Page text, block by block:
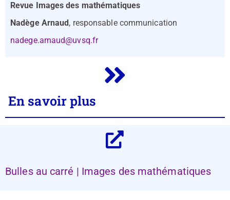
Revue Images des mathématiques
Nadège Arnaud , responsable communication
nadege.arnaud@uvsq.fr
En savoir plus
Bulles au carré | Images des mathématiques